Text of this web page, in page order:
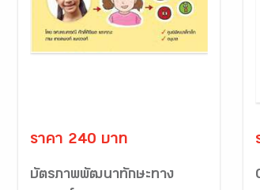
ราคา 240 บาท
บัตรภาพพัฒนาทักษะทาง